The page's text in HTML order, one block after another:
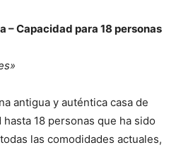
– Capacidad para 18 personas
antigua y auténtica casa de
18 personas que ha sido
las comodidades actuales,